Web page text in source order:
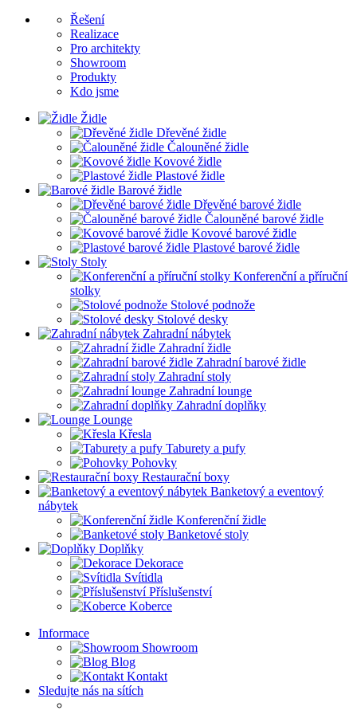
Řešení
Realizace
Pro architekty
Showroom
Produkty
Kdo jsme
Židle
Dřevěné židle
Čalouněné židle
Kovové židle
Plastové židle
Barové židle
Dřevěné barové židle
Čalouněné barové židle
Kovové barové židle
Plastové barové židle
Stoly
Konferenční a příruční
stolky
Stolové podnože
Stolové desky
Zahradní nábytek
Zahradní židle
Zahradní barové židle
Zahradní stoly
Zahradní lounge
Zahradní doplňky
Lounge
Křesla
Taburety a pufy
Pohovky
Restaurační boxy
Banketový a eventový
nábytek
Konferenční židle
Banketové stoly
Doplňky
Dekorace
Svítidla
Příslušenství
Koberce
Informace
Showroom
Blog
Kontakt
Sledujte nás na sítích